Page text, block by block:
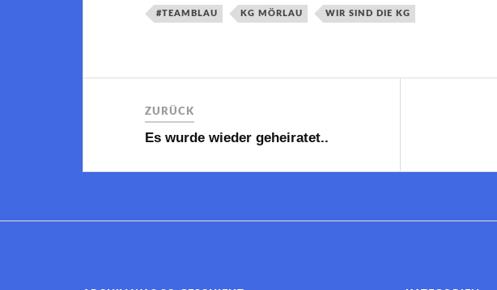
#TEAMBLAU KG MÖRLAU WIR SIND DIE KG
ZURÜCK
Es wurde wieder geheiratet..